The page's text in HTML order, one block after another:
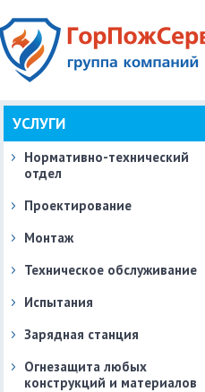
УСЛУГИ
Нормативно-технический
отдел
Проектирование
Монтаж
Техническое обслуживание
Испытания
Зарядная станция
Огнезащита любых
конструкций и материалов